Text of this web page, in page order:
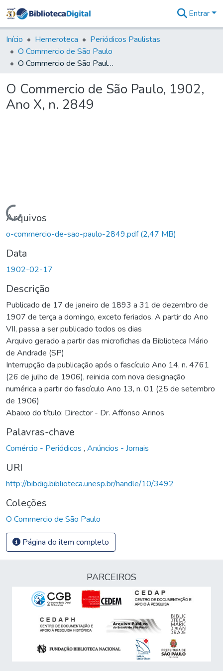
&
Coleções
Tudo na
Biblioteca
Estatísticas
Entrar
Início Hemeroteca
Periódicos Paulistas
O Commercio de São Paulo
O Commercio de São Paulo, 1902, Ano X, n. 2849
O Commercio de São Paulo, 1902,
Ano X, n. 2849
Carregando...
Arquivos
o-commercio-de-sao-paulo-2849.pdf(2,47 MB)
Data
1902-02-17
Descrição
Publicado de 17 de janeiro de 1893 a 31 de dezembro de
1907 de terça a domingo, exceto feriados. A partir do Ano
VII, passa a ser publicado todos os dias
Arquivo gerado a partir das microfichas da Biblioteca Mário
de Andrade (SP)
Interrupção da publicação após o fascículo Ano 14, n. 4761
(26 de julho de 1906), reinicia com nova designação
numérica a partir do fascículo Ano 13, n. 01 (25 de setembro
de 1906)
Abaixo do título: Director - Dr. Affonso Arinos
Palavras-chave
Comércio - Periódicos , Anúncios - Jornais
URI
http://bibdig.biblioteca.unesp.br/handle/10/3492
Coleções
O Commercio de São Paulo
Página do item completo
PARCEIROS